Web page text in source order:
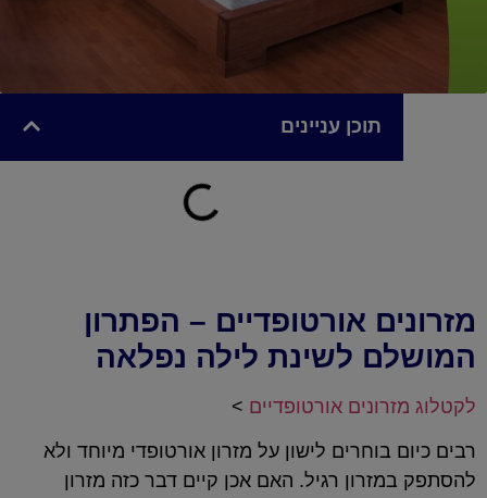
תוכן עניינים
מזרונים אורטופדיים – הפתרון
המושלם לשינת לילה נפלאה
לקטלוג מזרונים אורטופדיים >
רבים כיום בוחרים לישון על מזרון אורטופדי מיוחד ולא
להסתפק במזרון רגיל. האם אכן קיים דבר כזה מזרון